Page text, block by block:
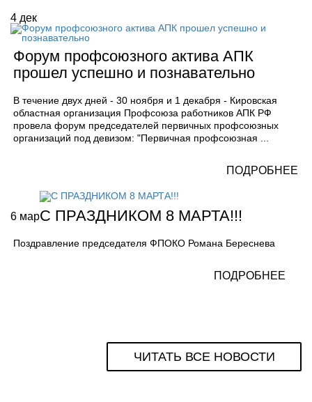
4 дек
Форум профсоюзного актива АПК
прошел успешно и познавательно
В течение двух дней - 30 ноября и 1 декабря - Кировская
областная организация Профсоюза работников АПК РФ
провела форум председателей первичных профсоюзных
организаций под девизом: "Первичная профсоюзная ...
ПОДРОБНЕЕ
6 марС ПРАЗДНИКОМ 8 МАРТА!!!
Поздравление председателя ФПОКО Романа Береснева
ПОДРОБНЕЕ
ЧИТАТЬ ВСЕ НОВОСТИ